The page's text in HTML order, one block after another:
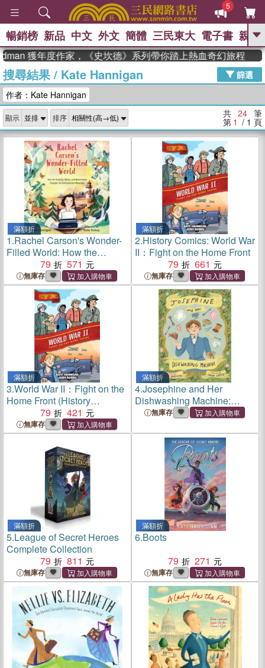
5
GO
熱搜： 東野圭吾 高希均教授回憶錄
、 The Odyssey 、 父親節 、 如果歷
獎 臺灣漫遊錄 、 方念華 、 台灣的李
登輝時代
數學女孩：黎曼猜想 、
偉大的迷走神經
暢銷榜 新品 中文 外文 簡體 三民東大 電子書 親子
獲年度作家，《史坎德》系列帶你踏上熱血奇幻旅程
搜尋結果/ Kate Hannigan
篩選
作者：Kate Hannigan
顯示 排序 共 24 筆
第 1 / 1 頁
滿額折
1.Rachel Carson's Wonder-
Filled World: How the
Scientist, Writer, and Nature
Lover Changed the
Environmental Movement
79 571
無庫存
滿額折
2.History Comics: World War
II：Fight on the Home Front
79
661
無庫存
滿額折
3.World War II：Fight on the
Home Front (History
Comics)79 421
無庫存
滿額折
4.Josephine and Her
Dishwashing Machine:
Josephine Cochrane's
Splash
無庫存
滿額折
5.League of Secret Heroes
Complete Collection
79
811
無庫存
滿額折
6.Boots
79
271
無庫存